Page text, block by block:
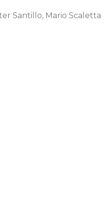
Santillo, Mario Scaletta